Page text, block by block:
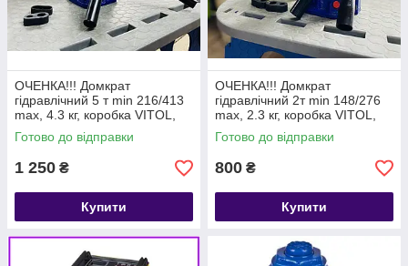
ОЧЕНКА!!! Домкрат
гідравлічний 5 т min 216/413
max, 4.3 кг, коробка VITOL,
домкрат вантажність 5000 кг
Готово до відправки
1 250 ₴
Купити
ОЧЕНКА!!! Домкрат
гідравлічний 2т min 148/276
max, 2.3 кг, коробка VITOL,
домкрат вантажність 2000 кг
Готово до відправки
800 ₴
Купити